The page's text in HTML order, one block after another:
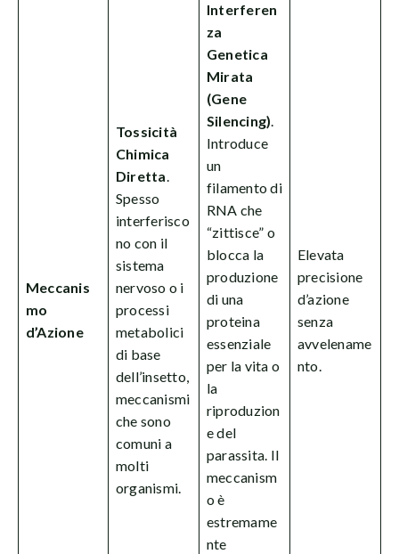
Meccanis
mo
d’Azione
Tossicità
Chimica
Diretta.
Spesso
interferisco
no con il
sistema
nervoso o i
processi
metabolici
di base
dell’insetto,
meccanismi
che sono
comuni a
molti
organismi.
Interferen
za
Genetica
Mirata
(Gene
Silencing).
Introduce
un
filamento di
RNA che
“zittisce” o
blocca la
produzione
di una
proteina
essenziale
per la vita o
la
riproduzion
e del
parassita. Il
meccanism
o è
estremame
nte
Elevata
precisione
d’azione
senza
avvelename
nto.